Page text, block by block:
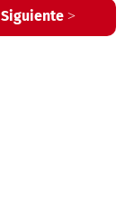
Siguiente >